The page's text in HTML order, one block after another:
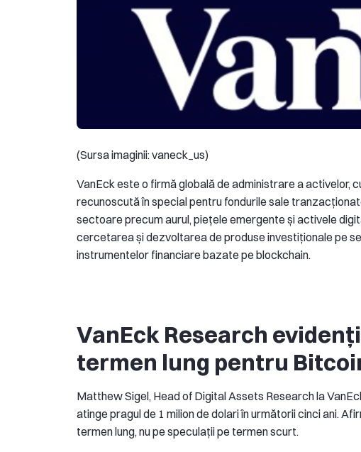
(Sursa imaginii: vaneck_us)
VanEck este o firmă globală de administrare a activelor,
recunoscută în special pentru fondurile sale
sectoare precum aurul, piețele emergente și activele
cercetarea și dezvoltarea de produse investiționale pe
instrumentelor financiare bazate pe blockchain.
VanEck Research
termen lung pentru
Matthew Sigel, Head of Digital Assets Research la
atinge pragul de 1 milion de dolari în următorii cinci ani.
termen lung, nu pe speculații pe termen scurt.